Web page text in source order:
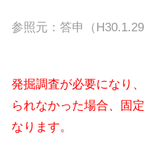
参照元： 答申（
発掘調査が必要になり
られなかった場合、固
なります。